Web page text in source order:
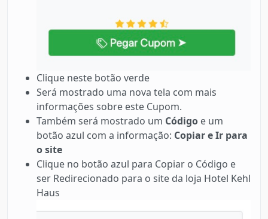
Clique neste botão verde
Será mostrado uma nova tela com mais
informações sobre este Cupom.
Também será mostrado um Código e um
botão azul com a informação: Copiar e Ir para
o site
Clique no botão azul para Copiar o Código e
ser Redirecionado para o site da loja Hotel Kehl
Haus